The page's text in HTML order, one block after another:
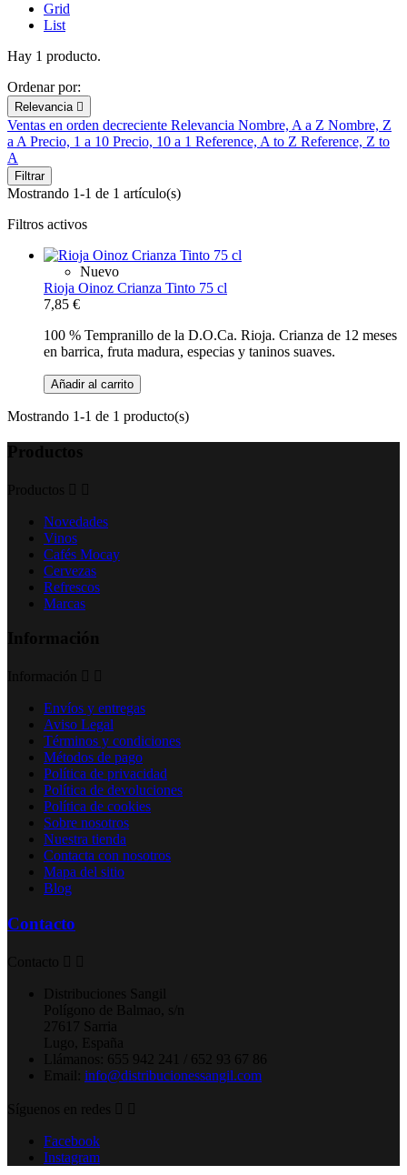
Grid
List
Hay 1 producto.
Ordenar por:
Relevancia 
Ventas en orden decreciente Relevancia Nombre, A a Z Nombre, Z
a A Precio, 1 a 10 Precio, 10 a 1 Reference, A to Z Reference, Z to
A
Filtrar
Mostrando 1-1 de 1 artículo(s)
Filtros activos
Nuevo
Rioja Oinoz Crianza Tinto 75 cl
7,85 €
100 % Tempranillo de la D.O.Ca. Rioja. Crianza de 12 meses
en barrica, fruta madura, especias y taninos suaves.
Añadir al carrito
Mostrando 1-1 de 1 producto(s)
Productos
Productos
Novedades
Vinos
Cafés Mocay
Cervezas
Refrescos
Marcas
Información
Información
Envíos y entregas
Aviso Legal
Términos y condiciones
Métodos de pago
Política de privacidad
Política de devoluciones
Política de cookies
Sobre nosotros
Nuestra tienda
Contacta con nosotros
Mapa del sitio
Blog
Contacto
Contacto
Distribuciones Sangil
Polígono de Balmao, s/n
27617 Sarria
Lugo, España
Llámanos: 655 942 241 / 652 93 67 86
Email: info@distribucionessangil.com
Síguenos en redes
Facebook
Instagram